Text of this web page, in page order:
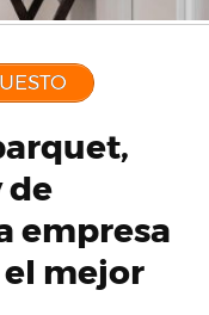
de
empresa
mejor